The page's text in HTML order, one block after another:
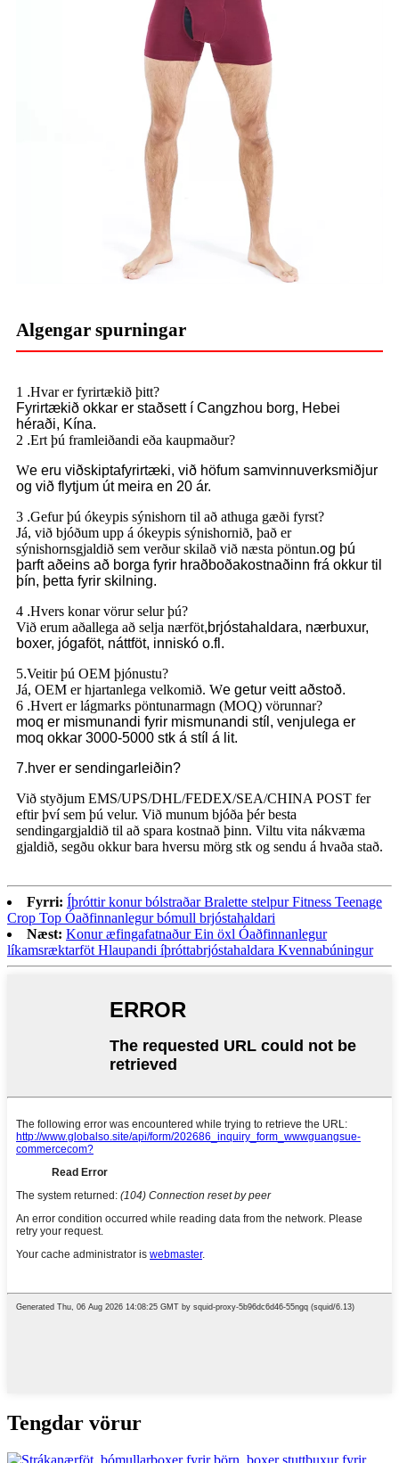
Algengar spurningar
1 .Hvar er fyrirtækið þitt?
Fyrirtækið okkar er staðsett í Cangzhou borg, Hebei
héraði, Kína.
2 .Ert þú framleiðandi eða kaupmaður?
We eru viðskiptafyrirtæki, við höfum samvinnuverksmiðjur
og við flytjum út meira en 20 ár.
3 .Gefur þú ókeypis sýnishorn til að athuga gæði fyrst?
Já, við bjóðum upp á ókeypis sýnishornið, það er
sýnishornsgjaldið sem verður skilað við næsta pöntun.og þú
þarft aðeins að borga fyrir hraðboðakostnaðinn frá okkur til
þín, þetta fyrir skilning.
4 .Hvers konar vörur selur þú?
Við erum aðallega að selja nærföt,brjóstahaldara, nærbuxur,
boxer, jógaföt, náttföt, inniskó o.fl.
5.Veitir þú OEM þjónustu?
Já, OEM er hjartanlega velkomið. We getur veitt aðstoð.
6 .Hvert er lágmarks pöntunarmagn (MOQ) vörunnar?
moq er mismunandi fyrir mismunandi stíl, venjulega er
moq okkar 3000-5000 stk á stíl á lit.
7.hver er sendingarleiðin?
Við styðjum EMS/UPS/DHL/FEDEX/SEA/CHINA POST fer
eftir því sem þú velur. Við munum bjóða þér besta
sendingargjaldið til að spara kostnað þinn. Viltu vita nákvæma
gjaldið, segðu okkur bara hversu mörg stk og sendu á hvaða stað.
Fyrri: Íþróttir konur bólstraðar Bralette stelpur Fitness Teenage
Crop Top Óaðfinnanlegur bómull brjóstahaldari
Næst: Konur æfingafatnaður Ein öxl Óaðfinnanlegur
líkamsræktarföt Hlaupandi íþróttabrjóstahaldara Kvennabúningur
Tengdar vörur